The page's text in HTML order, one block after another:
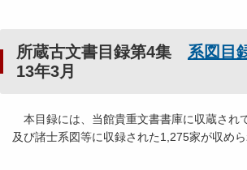
所蔵古文書目録第4集 系図目
13年3月
本目録には、当館貴重文書書庫に収蔵され
及び諸士系図等に収録された1,275家が収めら